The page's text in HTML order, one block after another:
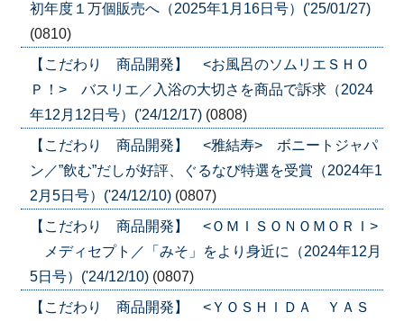
初年度１万個販売へ（2025年1月16日号）('25/01/27)
(0810)
【こだわり 商品開発】 <お風呂のソムリエＳＨＯ
Ｐ！> バスリエ／入浴の大切さを商品で訴求（2024
年12月12日号）('24/12/17) (0808)
【こだわり 商品開発】 <雅結寿> ボニートジャパ
ン／”飲む”だしが好評、ぐるなび特選を受賞（2024年1
2月5日号）('24/12/10) (0807)
【こだわり 商品開発】 <ＯＭＩＳＯＮＯＭＯＲＩ>
メディセプト／「みそ」をより身近に（2024年12月
5日号）('24/12/10) (0807)
【こだわり 商品開発】 <ＹＯＳＨＩＤＡ ＹＡＳ